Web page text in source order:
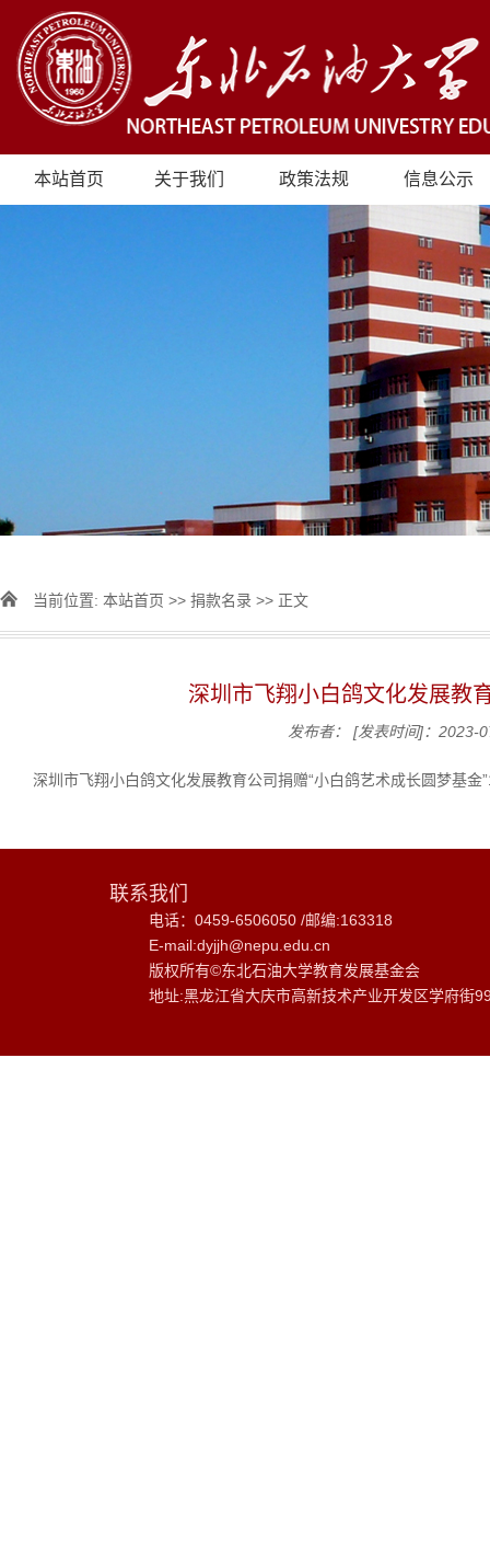
本站首页 关于我们 政策法规 信息公示
当前位置: 本站首页 >> 捐款名录 >> 正文
深圳市飞翔小白鸽文化发展教
发布者： [发表时间]：2023-
深圳市飞翔小白鸽文化发展教育公司捐赠“小白鸽艺术成长圆梦基金
联系我们
电话：0459-6506050 /邮编:163318
E-mail:dyjjh@nepu.edu.cn
版权所有©东北石油大学教育发展基金会
地址:黑龙江省大庆市高新技术产业开发区学府街